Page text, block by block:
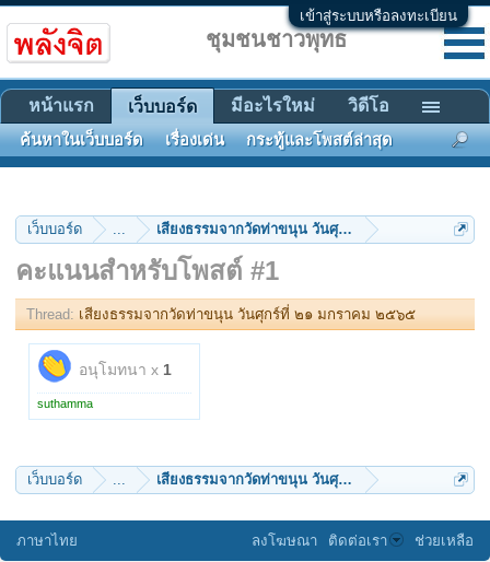
เข้าสู่ระบบหรือลงทะเบียน
เว็บบอร์ด ... เสียงธรรมจากวัดท่าขนุน วันศุกร์ที่ ๒๑ มกราคม ๒๕๖๕
คะแนนสำหรับโพสต์ #1
Thread: เสียงธรรมจากวัดท่าขนุน วันศุกร์ที่ ๒๑ มกราคม ๒๕๖๕
อนุโมทนา x 1
suthamma
เว็บบอร์ด ... เสียงธรรมจากวัดท่าขนุน วันศุกร์ที่ ๒๑ มกราคม ๒๕๖๕
ชุมชนชาวพุทธ
หน้าแรก เว็บบอร์ด
ค้นหาในเว็บบอร์ด เรื่องเด่น กระทู้และโพสต์ล่าสุด
มีอะไรใหม่ วิดีโอ
ภาษาไทย ลงโฆษณา ติดต่อเรา ช่วยเหลือ